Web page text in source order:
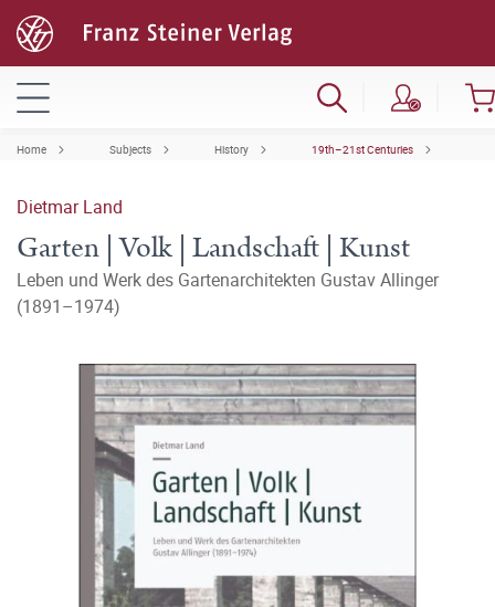
Home Subjects History 19th–21st Centuries
Dietmar Land
Garten | Volk | Landschaft | Kunst
Leben und Werk des Gartenarchitekten Gustav Allinger
(1891–1974)